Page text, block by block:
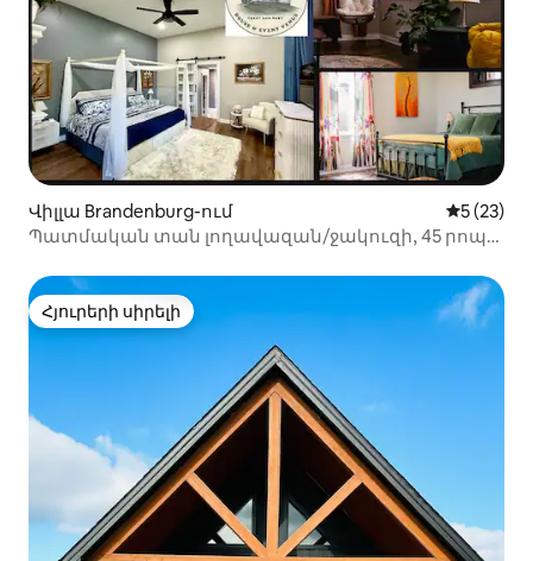
Վիլլա Brandenburg-ում Միջին
5 (23)
Պատմական տան լողավազան/ջակուզի, 45 րոպե
Հյուրերի սիրելի
Հյուրերի սիրելի